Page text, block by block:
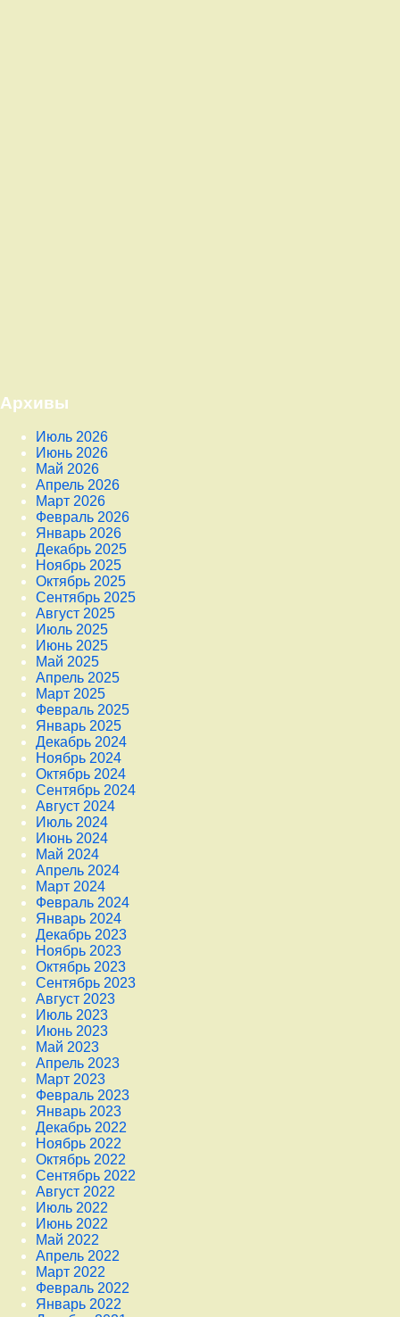
Архивы
Июль 2026
Июнь 2026
Май 2026
Апрель 2026
Март 2026
Февраль 2026
Январь 2026
Декабрь 2025
Ноябрь 2025
Октябрь 2025
Сентябрь 2025
Август 2025
Июль 2025
Июнь 2025
Май 2025
Апрель 2025
Март 2025
Февраль 2025
Январь 2025
Декабрь 2024
Ноябрь 2024
Октябрь 2024
Сентябрь 2024
Август 2024
Июль 2024
Июнь 2024
Май 2024
Апрель 2024
Март 2024
Февраль 2024
Январь 2024
Декабрь 2023
Ноябрь 2023
Октябрь 2023
Сентябрь 2023
Август 2023
Июль 2023
Июнь 2023
Май 2023
Апрель 2023
Март 2023
Февраль 2023
Январь 2023
Декабрь 2022
Ноябрь 2022
Октябрь 2022
Сентябрь 2022
Август 2022
Июль 2022
Июнь 2022
Май 2022
Апрель 2022
Март 2022
Февраль 2022
Январь 2022